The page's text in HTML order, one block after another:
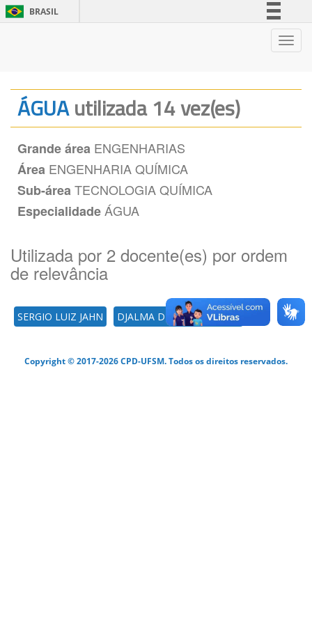
BRASIL
Legislação
ÁGUAutilizada 14 vez(es)
Grande área ENGENHARIAS
Área ENGENHARIA QUÍMICA
Sub-áreaTECNOLOGIA QUÍMICA
Especialidade ÁGUA
Utilizada por 2 docente(es) por ordem
de relevância
SERGIO LUIZ JAHN DJALMA DIAS DA SILVEIRA
Copyright © 2017-2026 CPD-UFSM. Todos os direitos reservados.